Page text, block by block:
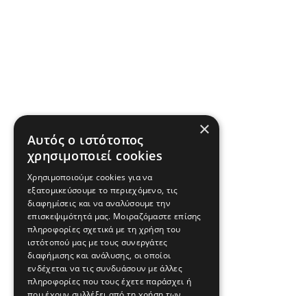
×
Αυτός ο ιστότοπος
χρησιμοποιεί cookies
Χρησιμοποιούμε cookies για να
εξατομικεύσουμε το περιεχόμενο, τις
διαφημίσεις και να αναλύσουμε την
επισκεψιμότητά μας. Μοιραζόμαστε επίσης
πληροφορίες σχετικά με τη χρήση του
ιστότοπού μας με τους συνεργάτες
διαφήμισης και ανάλυσης, οι οποίοι
ενδέχεται να τις συνδυάσουν με άλλες
πληροφορίες που τους έχετε παράσχει ή